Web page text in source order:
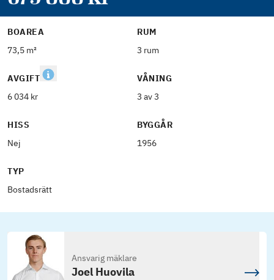
BOAREA
73,5 m²
RUM
3 rum
AVGIFT
6 034 kr
VÅNING
3 av 3
HISS
Nej
BYGGÅR
1956
TYP
Bostadsrätt
Ansvarig mäklare
Joel Huovila